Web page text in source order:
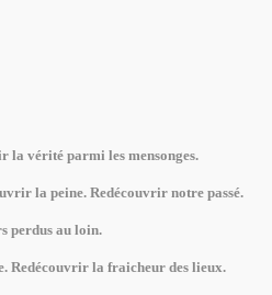
la vérité parmi les mensonges.
la peine. Redécouvrir notre passé.
perdus au loin.
Redécouvrir la fraicheur des lieux.